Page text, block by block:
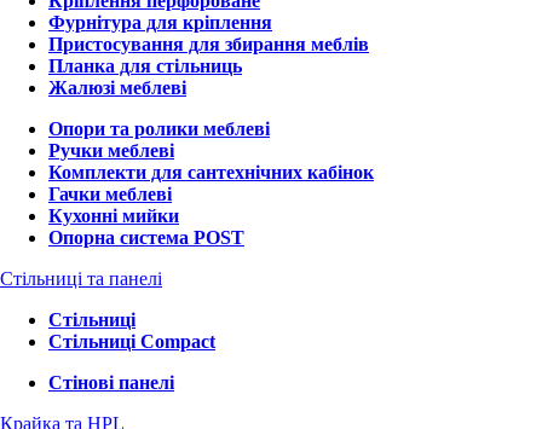
Фурнітура для кріплення
Пристосування для збирання меблів
Планка для стільниць
Жалюзі меблеві
Опори та ролики меблеві
Ручки меблеві
Комплекти для сантехнічних кабінок
Гачки меблеві
Кухонні мийки
Опорна система POST
Стільниці та панелі
Стільниці
Стільниці Compact
Стінові панелі
Крайка та HPL